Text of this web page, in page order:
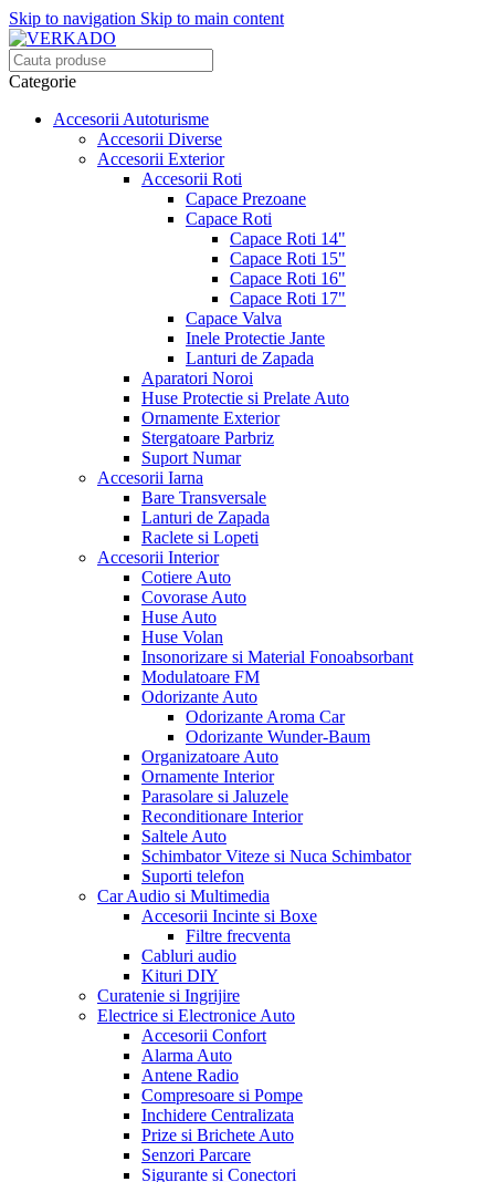
Skip to navigation Skip to main content
Categorie
Accesorii Autoturisme
Accesorii Diverse
Accesorii Exterior
Accesorii Roti
Capace Prezoane
Capace Roti
Capace Roti 14"
Capace Roti 15"
Capace Roti 16"
Capace Roti 17"
Capace Valva
Inele Protectie Jante
Lanturi de Zapada
Aparatori Noroi
Huse Protectie si Prelate Auto
Ornamente Exterior
Stergatoare Parbriz
Suport Numar
Accesorii Iarna
Bare Transversale
Lanturi de Zapada
Raclete si Lopeti
Accesorii Interior
Cotiere Auto
Covorase Auto
Huse Auto
Huse Volan
Insonorizare si Material Fonoabsorbant
Modulatoare FM
Odorizante Auto
Odorizante Aroma Car
Odorizante Wunder-Baum
Organizatoare Auto
Ornamente Interior
Parasolare si Jaluzele
Reconditionare Interior
Saltele Auto
Schimbator Viteze si Nuca Schimbator
Suporti telefon
Car Audio si Multimedia
Accesorii Incinte si Boxe
Filtre frecventa
Cabluri audio
Kituri DIY
Curatenie si Ingrijire
Electrice si Electronice Auto
Accesorii Confort
Alarma Auto
Antene Radio
Compresoare si Pompe
Inchidere Centralizata
Prize si Brichete Auto
Senzori Parcare
Sigurante si Conectori